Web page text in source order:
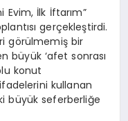
Evim, İlk İftarım”
gerçekleştirdi.
görülmemiş bir
büyük ‘afet sonrası
konut
kullanan
büyük seferberliğe